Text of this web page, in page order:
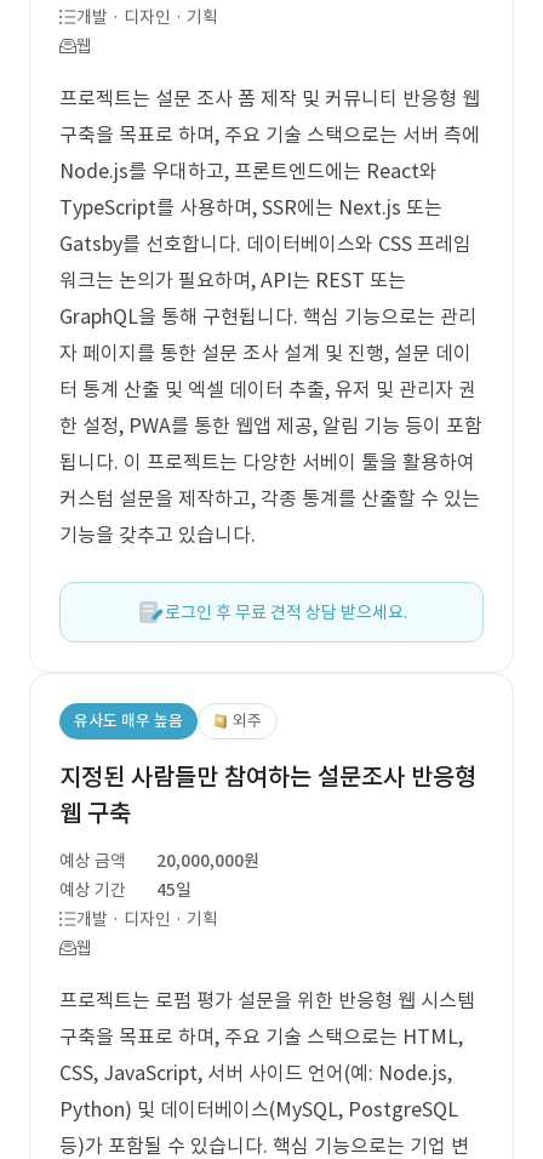
개발 · 디자인 · 기획
웹
프로젝트는 설문 조사 폼 제작 및 커뮤니티 반응형 웹
구축을 목표로 하며, 주요 기술 스택으로는 서버 측에
Node.js를 우대하고, 프론트엔드에는 React와
TypeScript를 사용하며, SSR에는 Next.js 또는
Gatsby를 선호합니다. 데이터베이스와 CSS 프레임
워크는 논의가 필요하며, API는 REST 또는
GraphQL을 통해 구현됩니다. 핵심 기능으로는 관리
자 페이지를 통한 설문 조사 설계 및 진행, 설문 데이
터 통계 산출 및 엑셀 데이터 추출, 유저 및 관리자 권
한 설정, PWA를 통한 웹앱 제공, 알림 기능 등이 포함
됩니다. 이 프로젝트는 다양한 서베이 툴을 활용하여
커스텀 설문을 제작하고, 각종 통계를 산출할 수 있는
기능을 갖추고 있습니다.
로그인 후 무료 견적 상담 받으세요.
유사도 매우 높음 외주
지정된 사람들만 참여하는 설문조사 반응형
웹 구축
예상 금액
20,000,000원
예상 기간
45일
개발 · 디자인 · 기획
웹
프로젝트는 로펌 평가 설문을 위한 반응형 웹 시스템
구축을 목표로 하며, 주요 기술 스택으로는 HTML,
CSS, JavaScript, 서버 사이드 언어(예: Node.js,
Python) 및 데이터베이스(MySQL, PostgreSQL
등)가 포함될 수 있습니다. 핵심 기능으로는 기업 변